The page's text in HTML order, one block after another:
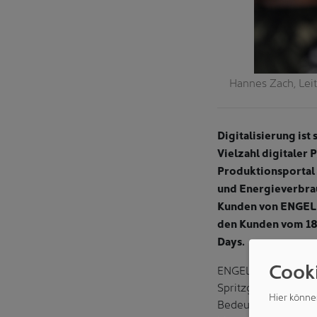
Hannes Zach,
Digitalisierung ist
Vielzahl digitaler
Produktionsportal
und
Kunden von
den Kunden vom
Days.
ENGEL ist ein
Spritzgießbranche.
Bedeutung der
Hier